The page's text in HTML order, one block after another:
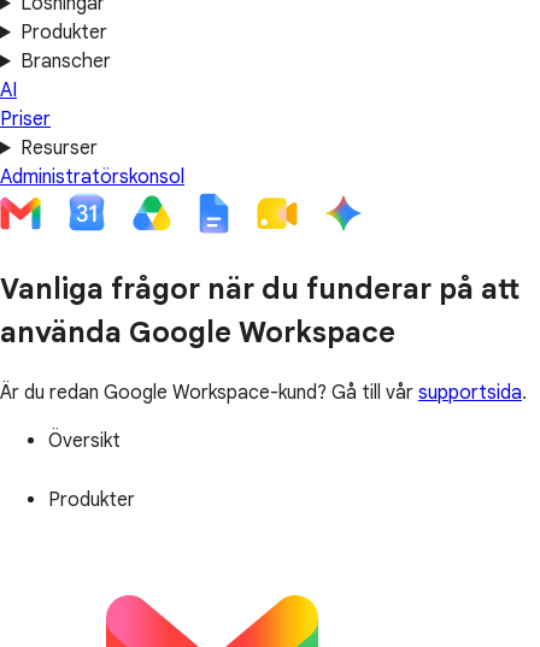
Produkter
Branscher
AI
Priser
Resurser
Administratörskonsol
Vanliga frågor när du funderar på att
använda Google Workspace
Är du redan Google Workspace-kund? Gå till vår supportsida.
Översikt
Produkter